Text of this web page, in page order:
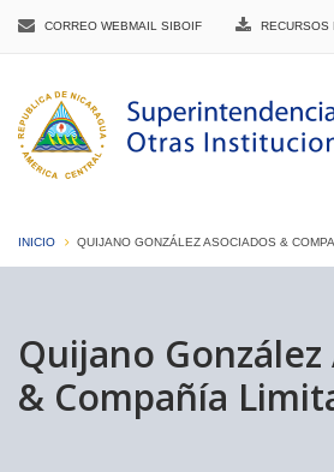
CORREO WEBMAIL SIBOIF RECURSOS
INICIO QUIJANO GONZÁLEZ ASOCIADOS &
Quijano González
& Compañía